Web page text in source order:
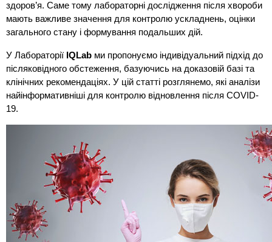
здоров’я. Саме тому лабораторні дослідження після хвороби
мають важливе значення для контролю ускладнень, оцінки
загального стану і формування подальших дій.
У Лабораторії IQLab ми пропонуємо індивідуальний підхід до
післяковідного обстеження, базуючись на доказовій базі та
клінічних рекомендаціях. У цій статті розглянемо, які аналізи
найінформативніші для контролю відновлення після COVID-
19.